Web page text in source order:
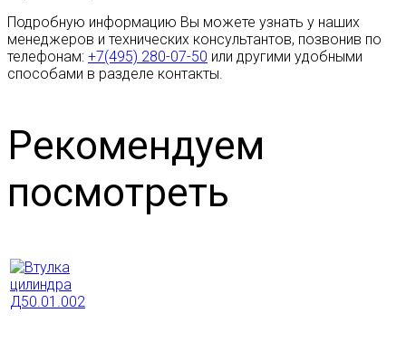
Подробную информацию Вы можете узнать у наших
менеджеров и технических консультантов, позвонив по
телефонам: +7(495) 280-07-50 или другими удобными
способами в разделе контакты.
Рекомендуем
посмотреть